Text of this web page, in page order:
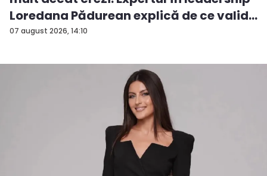
07 august 2026, 14:10
Loredana Pădurean explică de ce valid...